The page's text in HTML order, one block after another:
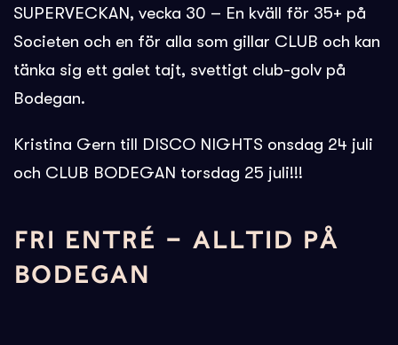
SUPERVECKAN, vecka 30 – En kväll för 35+ på
Societen och en för alla som gillar CLUB och kan
tänka sig ett galet tajt, svettigt club-golv på
Bodegan.
Kristina Gern till DISCO NIGHTS onsdag 24 juli
och CLUB BODEGAN torsdag 25 juli!!!
FRI ENTRÉ – ALLTID PÅ
BODEGAN